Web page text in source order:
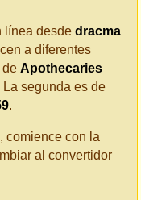
línea desde dracma
a diferentes
de Apothecaries
La segunda es de
.
comience con la
al convertidor